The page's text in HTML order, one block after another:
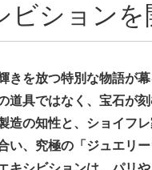
ビションを
きを放つ特別な物語が
道具ではなく、宝石が
造の知性と、ショイフ
い、究極の「ジュエリ